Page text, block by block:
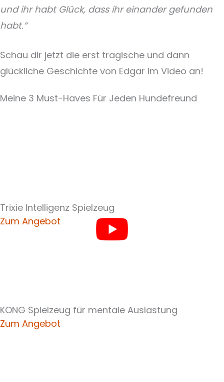
und ihr habt Glück, dass ihr einander gefunden
habt.“
Schau dir jetzt die erst tragische und dann
glückliche Geschichte von Edgar im Video an!
Meine 3 Must-Haves Für Jeden Hundefreund​
Trixie Intelligenz Spielzeug
Zum Angebot
KONG Spielzeug für mentale Auslastung
Zum Angebot